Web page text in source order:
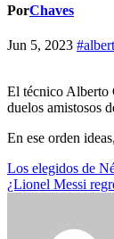
PorChaves
Jun 5, 2023
El técnico Alberto
duelos amistosos
En ese orden
Navegación
de
Los elegidos de
¿Lionel Messi